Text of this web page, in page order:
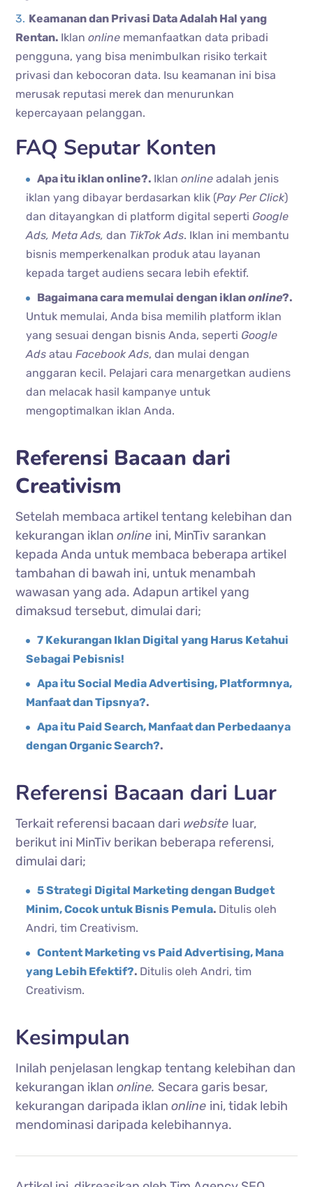
Keamanan dan Privasi Data Adalah Hal yang
Rentan. Iklanonline memanfaatkan data pribadi
pengguna, yang bisa menimbulkan risiko terkait
privasi dan kebocoran data. Isu keamanan ini bisa
merusak reputasi merek dan menurunkan
kepercayaan pelanggan.
FAQ Seputar Konten
Apa itu iklan online?. Iklanonline adalah jenis
iklan yang dibayar berdasarkan klik (Pay Per Click)
dan ditayangkan di platform digital seperti Google
Ads, Meta Ads, dan TikTok Ads. Iklan ini membantu
bisnis memperkenalkan produk atau layanan
kepada target audiens secara lebih efektif.
Bagaimana cara memulai dengan iklanonline?.
Untuk memulai, Anda bisa memilih platform iklan
yang sesuai dengan bisnis Anda, seperti Google
Ads atauFacebook Ads, dan mulai dengan
anggaran kecil. Pelajari cara menargetkan audiens
dan melacak hasil kampanye untuk
mengoptimalkan iklan Anda.
Referensi Bacaan dari
Creativism
Setelah membaca artikel tentang kelebihan dan
kekurangan iklanonline ini, MinTiv sarankan
kepada Anda untuk membaca beberapa artikel
tambahan di bawah ini, untuk menambah
wawasan yang ada. Adapun artikel yang
dimaksud tersebut, dimulai dari;
7 Kekurangan Iklan Digital yang Harus Ketahui
Sebagai Pebisnis!
Apa itu Social Media Advertising, Platformnya,
Manfaat dan Tipsnya?.
Apa itu Paid Search, Manfaat dan Perbedaanya
dengan Organic Search?.
Referensi Bacaan dari Luar
Terkait referensi bacaan dari website luar,
berikut ini MinTiv berikan beberapa referensi,
dimulai dari;
5 Strategi Digital Marketing dengan Budget
Minim, Cocok untuk Bisnis Pemula. Ditulis oleh
Andri, tim Creativism.
Content Marketing vs Paid Advertising, Mana
yang Lebih Efektif?. Ditulis oleh Andri, tim
Creativism.
Kesimpulan
Inilah penjelasan lengkap tentang kelebihan dan
kekurangan iklanonline. Secara garis besar,
kekurangan daripada iklanonline ini, tidak lebih
mendominasi daripada kelebihannya.